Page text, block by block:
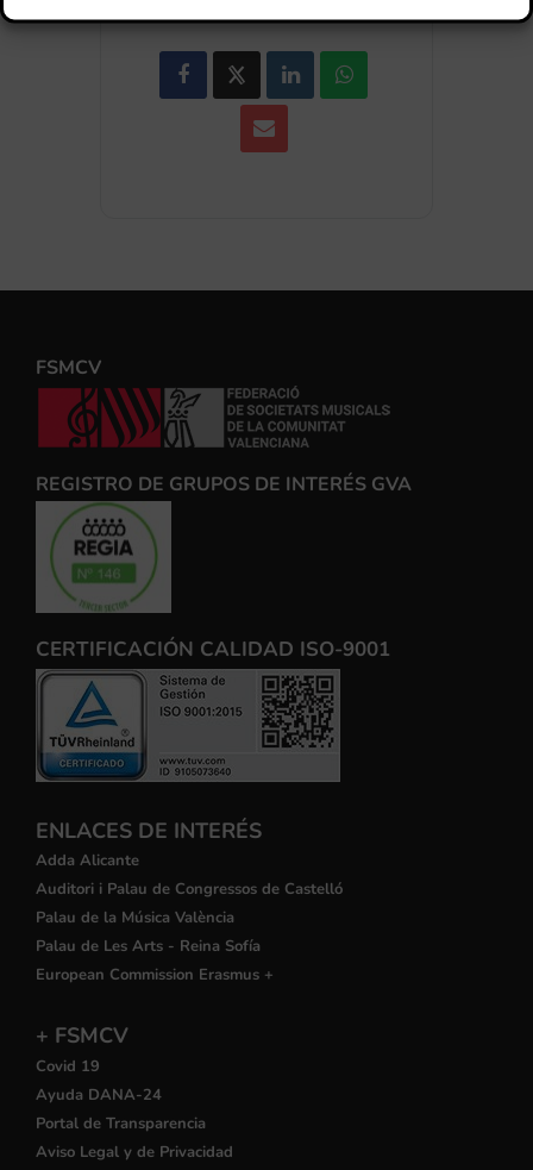
FSMCV
REGISTRO DE GRUPOS DE INTERÉS GVA
CERTIFICACIÓN CALIDAD ISO-9001
ENLACES DE INTERÉS
Adda Alicante
Auditori i Palau de Congressos de Castelló
Palau de la Música València
Palau de Les Arts - Reina Sofía
European Commission Erasmus +
+ FSMCV
Covid 19
Ayuda DANA-24
Portal de Transparencia
Aviso Legal y de Privacidad